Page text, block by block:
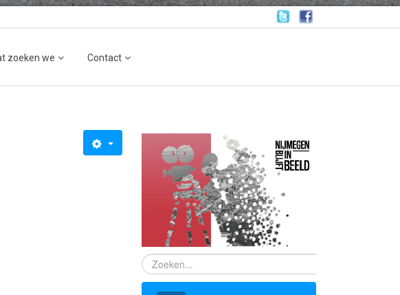
zoeken we Contact